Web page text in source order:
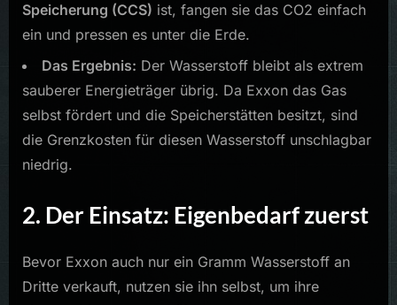
Speicherung (CCS) ist, fangen sie das CO2 einfach
ein und pressen es unter die Erde.
Das Ergebnis: Der Wasserstoff bleibt als extrem
sauberer Energieträger übrig. Da Exxon das Gas
selbst fördert und die Speicherstätten besitzt, sind
die Grenzkosten für diesen Wasserstoff unschlagbar
niedrig.
2. Der Einsatz: Eigenbedarf zuerst
Bevor Exxon auch nur ein Gramm Wasserstoff an
Dritte verkauft, nutzen sie ihn selbst, um ihre